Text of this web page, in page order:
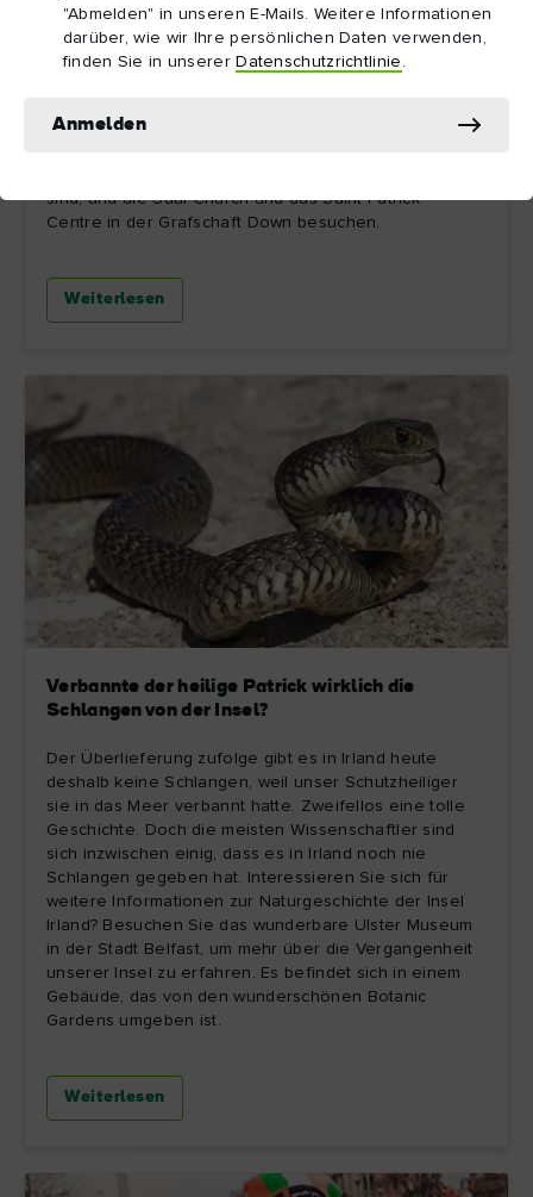
"Abmelden" in unseren E-Mails. Weitere Informationen
darüber, wie wir Ihre persönlichen Daten verwenden,
finden Sie in unserer Datenschutzrichtlinie .
Anmelden
sehr eindrücklich, wie weit er damals im
5. Jahrhundert gereist war. Besonders berühmt sind
vor allem der Rock of Cashel, die Grafschaft
Trail in Nordirland können Sie zum Beispiel die
sind, und die Saul Church und das Saint Patrick
Centre in der Grafschaft Down besuchen.
Weiterlesen
Verbannte der heilige Patrick wirklich die
Schlangen von der Insel?
Der Überlieferung zufolge gibt es in Irland heute
deshalb keine Schlangen, weil unser Schutzheiliger
sie in das Meer verbannt hatte. Zweifellos eine tolle
Geschichte. Doch die meisten Wissenschaftler sind
sich inzwischen einig, dass es in Irland noch nie
Schlangen gegeben hat. Interessieren Sie sich für
weitere Informationen zur Naturgeschichte der Insel
Irland? Besuchen Sie das wunderbare Ulster Museum
in der Stadt Belfast, um mehr über die Vergangenheit
unserer Insel zu erfahren. Es befindet sich in einem
Gebäude, das von den wunderschönen Botanic
Gardens umgeben ist.
Weiterlesen